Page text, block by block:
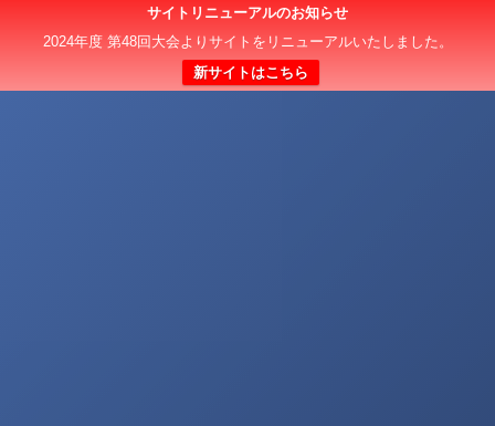
サイトリニューアルのお知らせ
2024年度 第48回大会よりサイトをリニューアルいたしました。
新サイトはこちら